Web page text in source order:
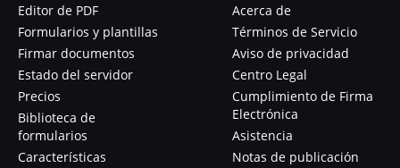
Editor de PDF
Formularios y plantillas
Firmar documentos
Estado del servidor
Precios
Biblioteca de
formularios
Características
Acerca de
Términos de Servicio
Aviso de privacidad
Centro Legal
Cumplimiento de Firma
Electrónica
Asistencia
Notas de publicación